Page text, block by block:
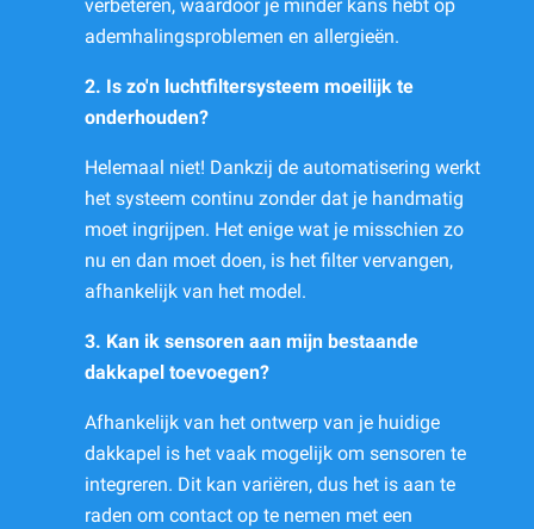
verbeteren, waardoor je minder kans hebt op
ademhalingsproblemen en allergieën.
2. Is zo'n luchtfiltersysteem moeilijk te
onderhouden?
Helemaal niet! Dankzij de automatisering werkt
het systeem continu zonder dat je handmatig
moet ingrijpen. Het enige wat je misschien zo
nu en dan moet doen, is het filter vervangen,
afhankelijk van het model.
3. Kan ik sensoren aan mijn bestaande
dakkapel toevoegen?
Afhankelijk van het ontwerp van je huidige
dakkapel is het vaak mogelijk om sensoren te
integreren. Dit kan variëren, dus het is aan te
raden om contact op te nemen met een